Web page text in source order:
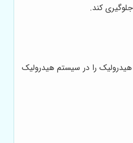
کند.
هیدرولیک را در سیستم هیدرولیک